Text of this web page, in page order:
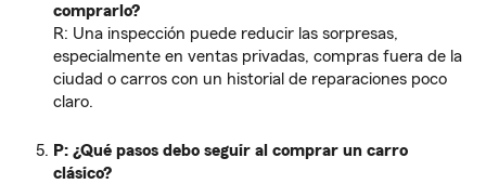
comprarlo?
R: Una inspección puede reducir las sorpresas,
especialmente en ventas privadas, compras fuera de la
ciudad o carros con un historial de reparaciones poco
claro.
P: ¿Qué pasos debo seguir al comprar un carro
clásico?